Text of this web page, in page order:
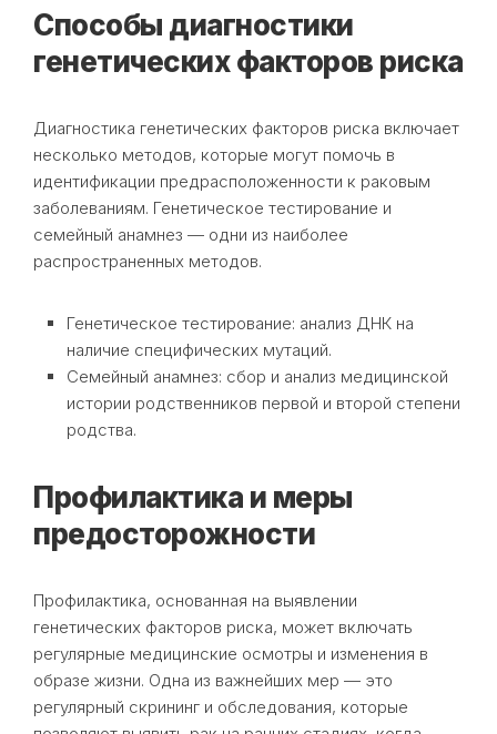
Способы диагностики
генетических факторов риска
Диагностика генетических факторов риска включает
несколько методов, которые могут помочь в
идентификации предрасположенности к раковым
заболеваниям. Генетическое тестирование и
семейный анамнез — одни из наиболее
распространенных методов.
Генетическое тестирование: анализ ДНК на
наличие специфических мутаций.
Семейный анамнез: сбор и анализ медицинской
истории родственников первой и второй степени
родства.
Профилактика и меры
предосторожности
Профилактика, основанная на выявлении
генетических факторов риска, может включать
регулярные медицинские осмотры и изменения в
образе жизни. Одна из важнейших мер — это
регулярный скрининг и обследования, которые